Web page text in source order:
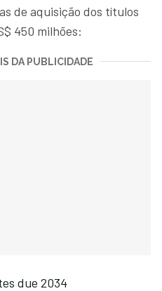
de aquisição dos títulos
450 milhões:
DA PUBLICIDADE
due 2034